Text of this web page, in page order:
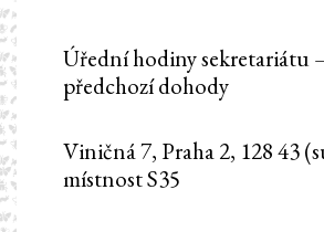
Úřední hodiny sekretariátu
předchozí dohody
Viničná 7, Praha 2, 128 43
místnost S35